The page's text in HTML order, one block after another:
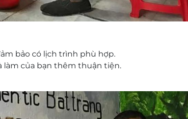
bảo có lịch trình phù hợp.
làm của bạn thêm thuận tiện.